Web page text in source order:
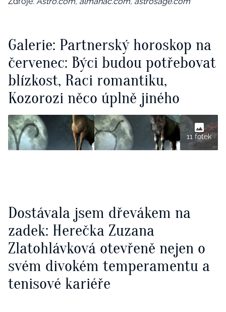
Galerie: Partnerský horoskop na
červenec: Býci budou potřebovat
blízkost, Raci romantiku,
Kozorozi něco úplně jiného
11 fotek
Dostávala jsem dřevákem na
zadek: Herečka Zuzana
Zlatohlávková otevřeně nejen o
svém divokém temperamentu a
tenisové kariéře